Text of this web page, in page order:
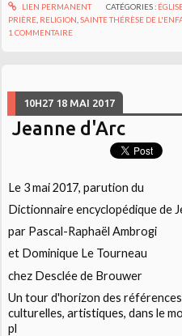
LIEN PERMANENT CATÉGORIES :
PRIÈRE RELIGION ,SAINTE THÉRÈSE DE
1 COMMENTAIRE
10H27 18 MAI 2017
Jeanne d'Arc
Le 3 mai 2017, parution du
Dictionnaire encyclopédique de
par Pascal-Raphaël Ambrogi
et Dominique Le Tourneau
chez Desclée de Brouwer
Un tour d'horizon des
culturelles, artistiques, dans le
pl